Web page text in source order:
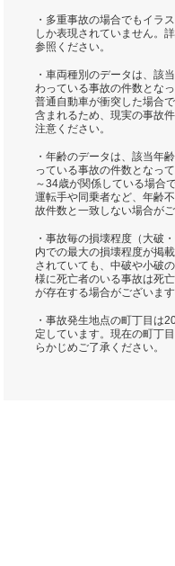
・多重事故の場合でもイラ
しか表現されていません。
参照ください。
・車両種別のデータは、該
わっている事故の件数とな
普通自動車が衝突した場合
含まれるため、現実の事故
注意ください。
・年齢のデータは、該当年
っている事故の件数となっ
～34歳が関係している場合
運転手や同乗者など、年齢
故件数と一致しない場合が
・事故毎の損壊程度（大破
内での最大の損壊程度が掲
されていても、中破や小破
様に死亡者のいる事故は死
が存在する場合がございま
・事故発生地点の町丁目は
定しています。現在の町丁
らかじめご了承ください。